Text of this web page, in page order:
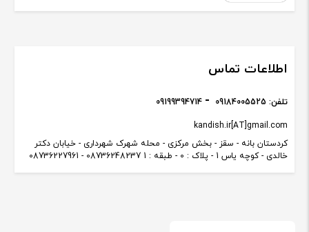
اطلاعات تماس
کردستان بانه - سقز - بخش مرکزی - محله شهرک شهرداری - خیابان دکتر
خالدی - کوچه یاس 1 - پلاک : 0 - طبقه : 1 08736248237 - 08736227961
kandish.ir[AT]gmail.com
تلفن: 09184005525
09199394714